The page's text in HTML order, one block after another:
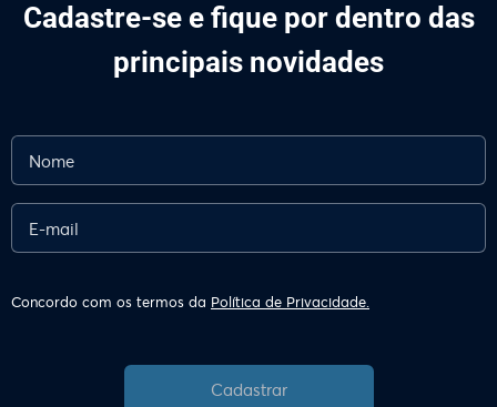
Cadastre-se e fique por dentro das
principais novidades
Concordo com os termos da Política de Privacidade.
Cadastrar